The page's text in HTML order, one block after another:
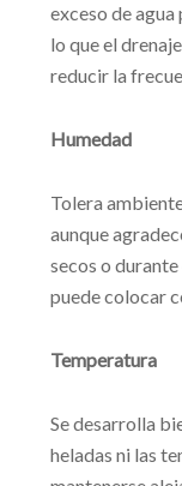
exceso de
lo que el
reducir la
Humedad
Tolera
aunque
secos o
puede colocar
Temperatura
Se desarrolla
heladas ni las